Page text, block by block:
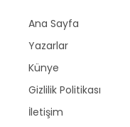
Ana Sayfa
Yazarlar
Künye
Gizlilik Politikası
İletişim